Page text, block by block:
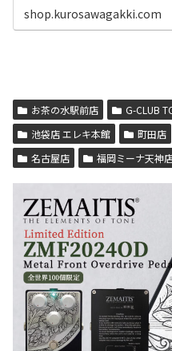
shop.kurosawagakki.com
お茶の水駅前店 G-CLUB
池袋店 エレキ本館
町田店
名古屋店
福岡ミーナ天神